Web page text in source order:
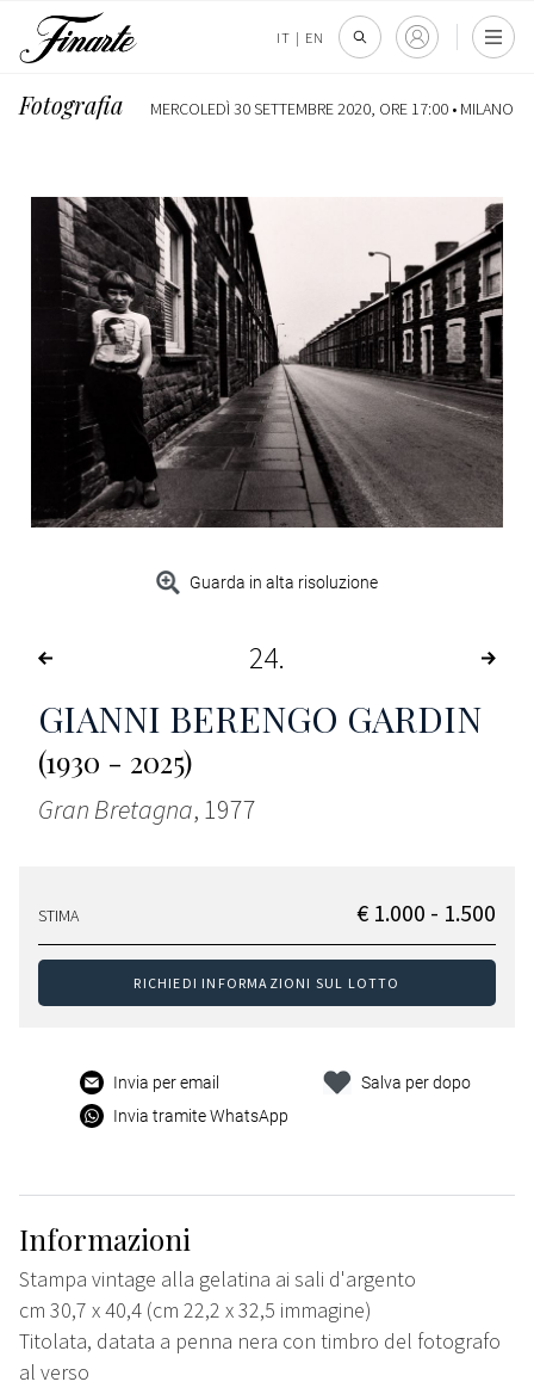
IT | EN
Fotografia MERCOLEDÌ 30 SETTEMBRE 2020, ORE 17:00 • MILANO
Guarda in alta risoluzione
24
GIANNI BERENGO GARDIN
(1930 - 2025)
Gran Bretagna, 1977
STIMA € 1.000 - 1.500
RICHIEDI INFORMAZIONI SUL LOTTO
Invia per email
Invia tramite WhatsApp
Salva per dopo
Informazioni
Stampa vintage alla gelatina ai sali d'argento
cm 30,7 x 40,4 (cm 22,2 x 32,5 immagine)
Titolata, datata a penna nera con timbro del fotografo
al verso